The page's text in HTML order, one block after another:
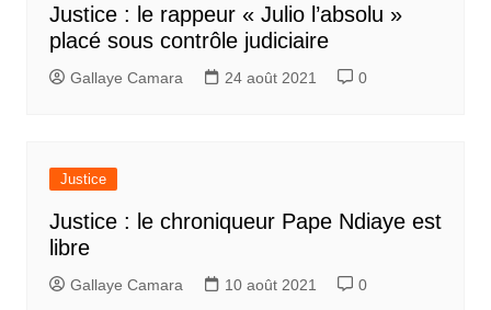
Justice : le rappeur « Julio l’absolu »
placé sous contrôle judiciaire
Gallaye Camara 24 août 2021 0
Justice
Justice : le chroniqueur Pape Ndiaye est
libre
Gallaye Camara 10 août 2021 0